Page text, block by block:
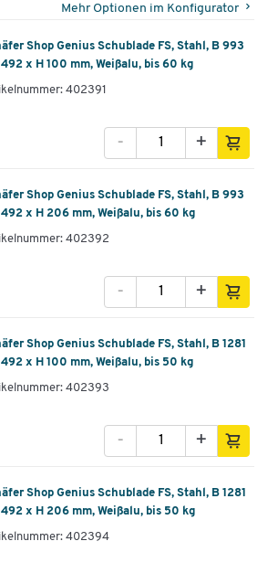
Mehr Optionen im Konfigurator
Shop Genius Schublade FS, Stahl, B 993
x H 100 mm, Weißalu, bis 60 kg
402391
+
-
Shop Genius Schublade FS, Stahl, B 993
x H 206 mm, Weißalu, bis 60 kg
402392
+
-
Shop Genius Schublade FS, Stahl, B 1281
x H 100 mm, Weißalu, bis 50 kg
402393
+
-
Shop Genius Schublade FS, Stahl, B 1281
x H 206 mm, Weißalu, bis 50 kg
402394